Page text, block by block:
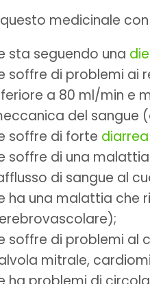
medicinale
sta seguendo una
soffre di problemi ai
a 80 ml/min e
del sangue
soffre di forte diarrea
soffre di una
di sangue al
ha una malattia che
soffre di problemi al
mitrale,